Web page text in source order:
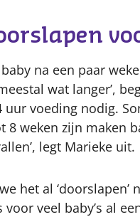
na een paar
wat langer’,
voeding nodig.
8 weken zijn maken
legt Marieke uit.
het al
voor veel baby’s al